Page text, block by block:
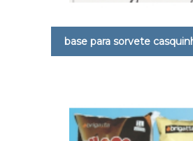
base para sorvete